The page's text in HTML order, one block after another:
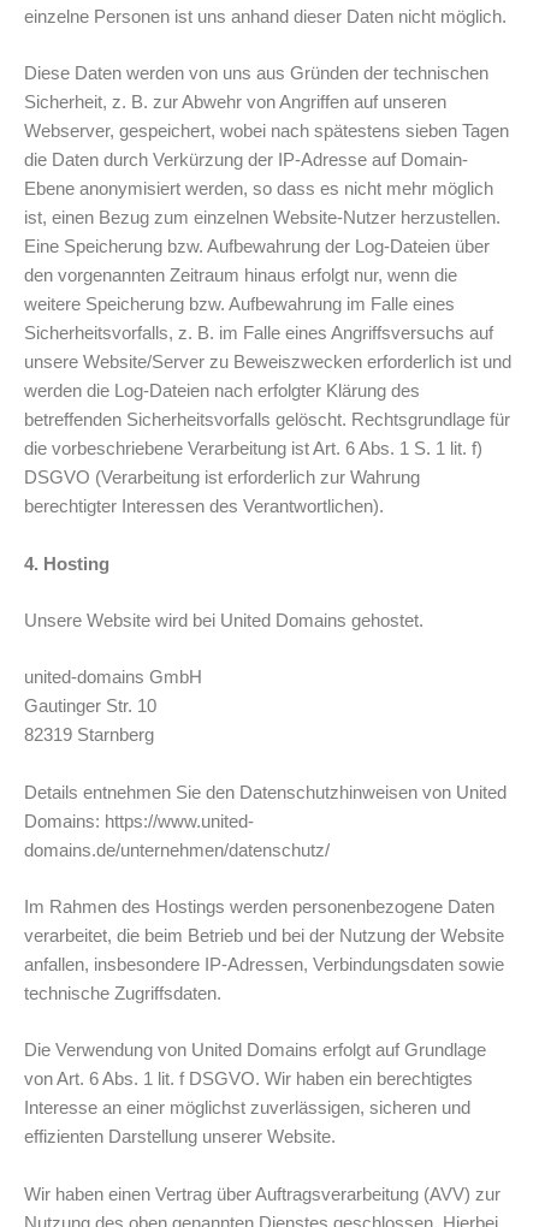
einzelne Personen ist uns anhand dieser Daten nicht möglich.
Diese Daten werden von uns aus Gründen der technischen
Sicherheit, z. B. zur Abwehr von Angriffen auf unseren
Webserver, gespeichert, wobei nach spätestens sieben Tagen
die Daten durch Verkürzung der IP-Adresse auf Domain-
Ebene anonymisiert werden, so dass es nicht mehr möglich
ist, einen Bezug zum einzelnen Website-Nutzer herzustellen.
Eine Speicherung bzw. Aufbewahrung der Log-Dateien über
den vorgenannten Zeitraum hinaus erfolgt nur, wenn die
weitere Speicherung bzw. Aufbewahrung im Falle eines
Sicherheitsvorfalls, z. B. im Falle eines Angriffsversuchs auf
unsere Website/Server zu Beweiszwecken erforderlich ist und
werden die Log-Dateien nach erfolgter Klärung des
betreffenden Sicherheitsvorfalls gelöscht. Rechtsgrundlage für
die vorbeschriebene Verarbeitung ist Art. 6 Abs. 1 S. 1 lit. f)
DSGVO (Verarbeitung ist erforderlich zur Wahrung
berechtigter Interessen des Verantwortlichen).
4. Hosting
Unsere Website wird bei United Domains gehostet.
united-domains GmbH
Gautinger Str. 10
82319 Starnberg
Details entnehmen Sie den Datenschutzhinweisen von United
Domains: https://www.united-
domains.de/unternehmen/datenschutz/
Im Rahmen des Hostings werden personenbezogene Daten
verarbeitet, die beim Betrieb und bei der Nutzung der Website
anfallen, insbesondere IP-Adressen, Verbindungsdaten sowie
technische Zugriffsdaten.
Die Verwendung von United Domains erfolgt auf Grundlage
von Art. 6 Abs. 1 lit. f DSGVO. Wir haben ein berechtigtes
Interesse an einer möglichst zuverlässigen, sicheren und
effizienten Darstellung unserer Website.
Wir haben einen Vertrag über Auftragsverarbeitung (AVV) zur
Nutzung des oben genannten Dienstes geschlossen. Hierbei